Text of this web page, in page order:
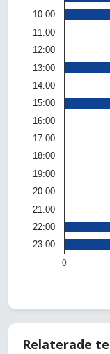
0
10:00
11:00
12:00
13:00
14:00
15:00
16:00
17:00
18:00
19:00
20:00
21:00
22:00
23:00
Relaterade